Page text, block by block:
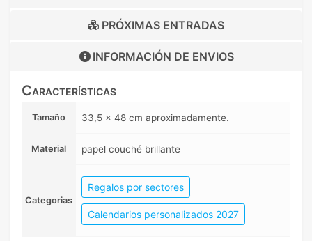
PRÓXIMAS ENTRADAS
INFORMACIÓN DE ENVIOS
Características
Tamaño 33,5 x 48 cm aproximadamente.
Material papel couché brillante
Categorias
Regalos por sectores
Calendarios personalizados 2027